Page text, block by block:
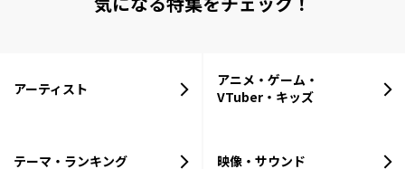
気になる特集をチェック！
アーティスト
アニメ・ゲーム・
VTuber・キッズ
テーマ・ランキング 映像・サウンド